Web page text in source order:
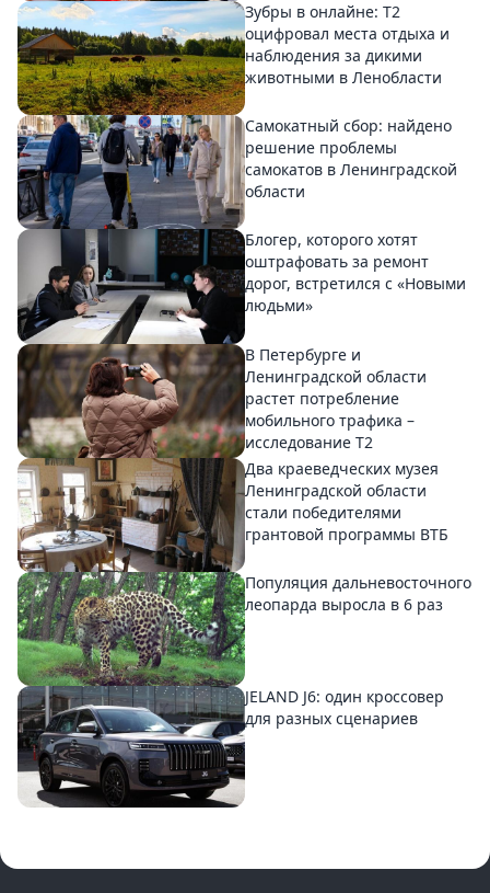
Зубры в онлайне: Т2
оцифровал места отдыха и
наблюдения за дикими
животными в Ленобласти
Самокатный сбор: найдено
решение проблемы
самокатов в Ленинградской
области
Блогер, которого хотят
оштрафовать за ремонт
дорог, встретился с «Новыми
людьми»
В Петербурге и
Ленинградской области
растет потребление
мобильного трафика –
исследование T2
Два краеведческих музея
Ленинградской области
стали победителями
грантовой программы ВТБ
Популяция дальневосточного
леопарда выросла в 6 раз
JELAND J6: один кроссовер
для разных сценариев